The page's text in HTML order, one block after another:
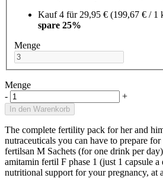
Kauf 4 für 29,95 € (199,67 €­ / 1
spare 25%
Menge
Menge
-
+
In den Warenkorb
The complete fertility pack for her and
nutraceuticals you can have to prepare
fertilsan M Sachets (for one drink per
amitamin fertil F phase 1 (just 1 capsule
nutritional support for your pregnancy, at